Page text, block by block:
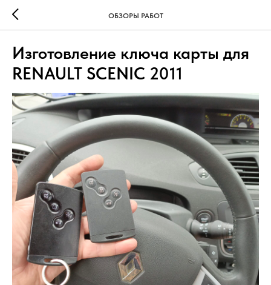
ОБЗОРЫ РАБОТ
Изготовление ключа карты для
RENAULT SCENIC 2011